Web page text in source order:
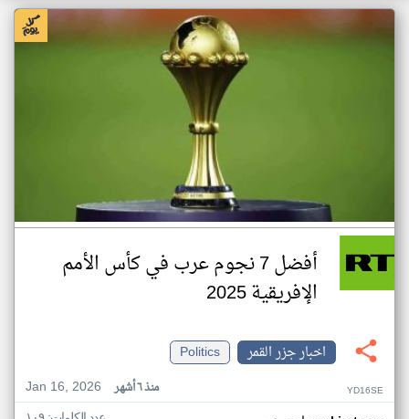
أفضل 7 نجوم عرب في كأس الأمم
الإفريقية 2025
اخبار جزر القمر
Politics
Jan 16, 2026
منذ ٦ أشهر YD16SE